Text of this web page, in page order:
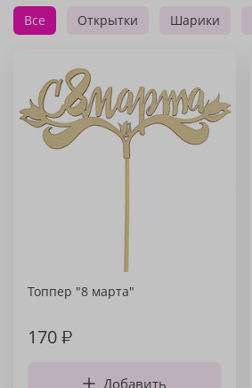
Все Открытки Шарики
Топпер "8 марта"
170₽
Добавить